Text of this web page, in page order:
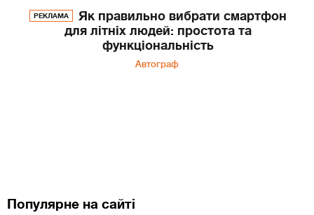
РЕКЛАМА
Як правильно вибрати смартфон
для літніх людей: простота та
функціональність
Автограф
Популярне на сайті